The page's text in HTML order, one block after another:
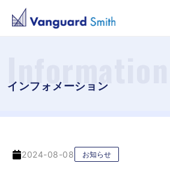
Information
インフォメーション
2024-08-08 お知らせ